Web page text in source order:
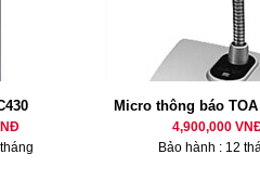
Micro thông báo TOA
4,900,000
Bảo hành : 12